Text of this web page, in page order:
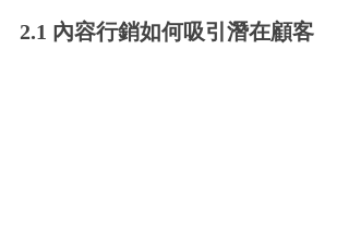
2.1 內容行銷如何吸引潛在顧客